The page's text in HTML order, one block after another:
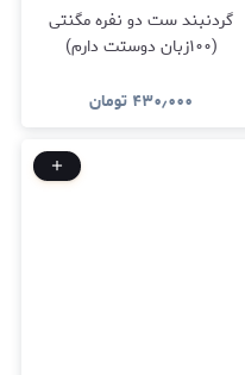
گردنبند ست دو نفره مگنتی
(۱۰۰زبان دوستت دارم)
۴۳۰٫۰۰۰ تومان